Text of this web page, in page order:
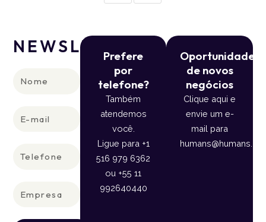
NEWSLETTER
Prefere
por
telefone?
Também
atendemos
você.
Ligue para +1
516 979 6362
ou +55 11
992640440
Oportunidade
de novos
negócios
Clique aqui e
envie um e-
mail para